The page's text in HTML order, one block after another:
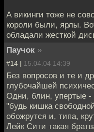
А викинги тоже не
короли были, ярлы.
обладали жесткой
Паучок »
#14 | 15.04.04 14:39
Без вопросов и те и
глубочайшей
Одни, блин, упертые -
"будь кишка
обожрутся и, типа,
Лейк Сити такая